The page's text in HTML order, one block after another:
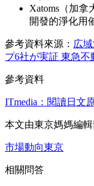
Xatoms（加
開發的淨化用
參考資料來源： 広
プ6社が実証 東急不
參考資料
ITmedia ：閱讀日文
本文由東京媽媽編輯
市場動向東京
相關問答